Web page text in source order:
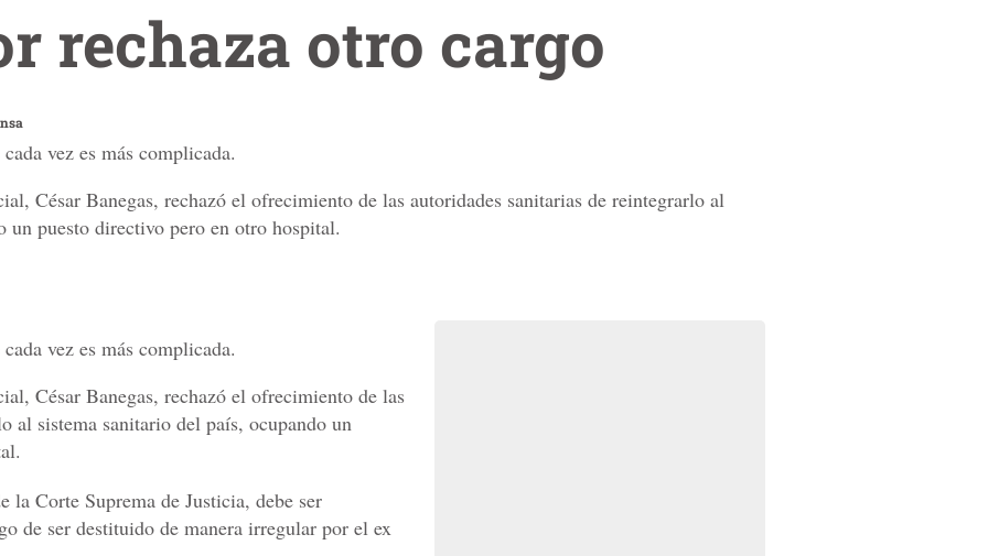
rechaza otro cargo
vez es más complicada.
César Banegas, rechazó el ofrecimiento de las autoridades sanitarias de reintegrarlo al
un puesto directivo pero en otro hospital.
vez es más complicada.
César Banegas, rechazó el ofrecimiento de las
al sistema sanitario del país, ocupando un
la Corte Suprema de Justicia, debe ser
de ser destituido de manera irregular por el ex